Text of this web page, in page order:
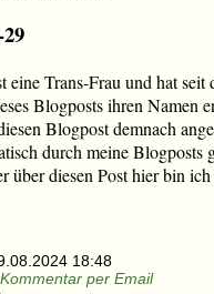
eine Trans-Frau und hat seit
Blogposts ihren Namen
Blogpost demnach
durch meine Blogposts
über diesen Post hier bin ich
18:48
per Email